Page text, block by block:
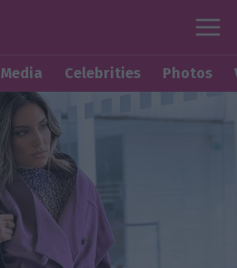
Media Celebrities Photos